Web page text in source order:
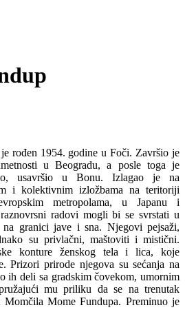
rođen 1954. godine u Foči. Završio je
u Beogradu, a posle toga je
usavršio u Bonu. Izlagao je na
i kolektivnim izložbama na teritoriji
metropolama, u Japanu i
radovi mogli bi se svrstati u
na granici jave i sna. Njegovi pejsaži,
su privlačni, maštoviti i mistični.
konture ženskog tela i lica, koje
Prizori prirode njegova su sećanja na
ih deli sa gradskim čovekom, umornim
mu priliku da se na trenutak
Mome Fundupa. Preminuo je